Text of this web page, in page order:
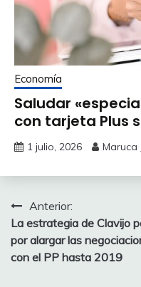
Economía
Saludar
con tarjeta Plus
1 julio, 2026 Maruca
Navegación
de
entradas
Anterior:
La estrategia de Clavijo
por alargar las
con el PP hasta 2019